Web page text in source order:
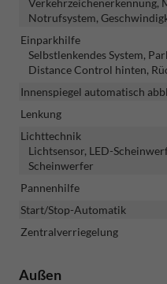
Notrufsystem,
Einparkhilfe
Selbstlenkendes System,
Distance Control hinten,
Innenspiegel automatisch
Lenkung
Lichttechnik
Lichtsensor, LED-
Scheinwerfer
Pannenhilfe
Start/Stop-Automatik
Zentralverriegelung
Außen